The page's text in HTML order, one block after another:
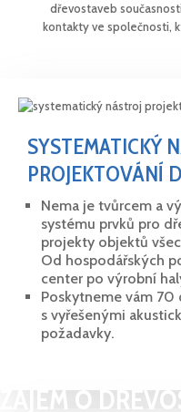
ZÁJEM O
dřevostaveb
kontakty ve společnosti,
SYSTEMATICKÝ
PROJEKTOVÁNÍ
Nema je tvůrcem a
systému prvků pro
projekty objektů
Od hospodářských
center po výrobní
Poskytneme vám
s vyřešenými
požadavky.